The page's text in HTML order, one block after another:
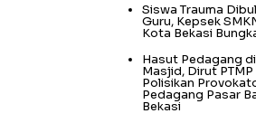
Siswa Trauma
Guru, Kepsek
Kota Bekasi
Hasut Pedagang di
Masjid, Dirut PTMP
Polisikan
Pedagang Pasar
Bekasi